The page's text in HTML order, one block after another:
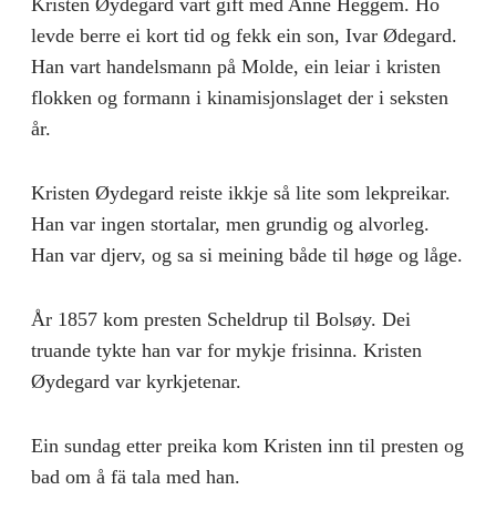
levde berre ei kort tid og fekk ein son, Ivar Ødegard.
Han vart handelsmann på Molde, ein leiar i kristen
flokken og formann i kinamisjonslaget der i seksten
år.
Kristen Øydegard reiste ikkje så lite som lekpreikar.
Han var ingen stortalar, men grundig og alvorleg.
Han var djerv, og sa si meining både til høge og låge.
År 1857 kom presten Scheldrup til Bolsøy. Dei
truande tykte han var for mykje frisinna. Kristen
Øydegard var kyrkjetenar.
Ein sundag etter preika kom Kristen inn til presten og
bad om å fä tala med han.